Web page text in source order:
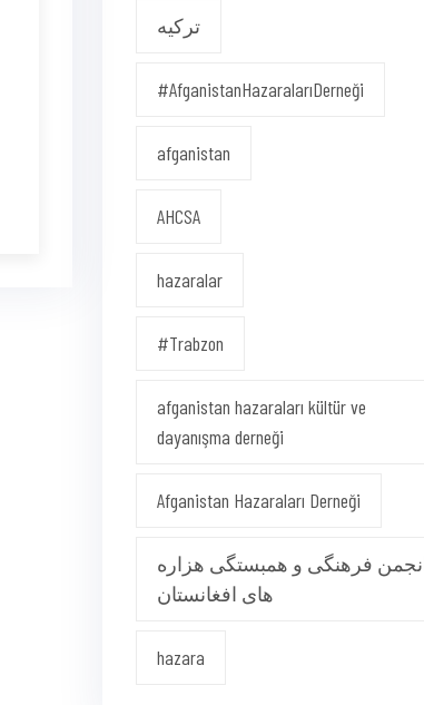
ترکیه
#AfganistanHazaralarıDerneği
afganistan
AHCSA
hazaralar
#Trabzon
afganistan hazaraları kültür ve
dayanışma derneği
Afganistan Hazaraları Derneği
فرهنگی و همبستگی هزاره
های افغانستان
hazara